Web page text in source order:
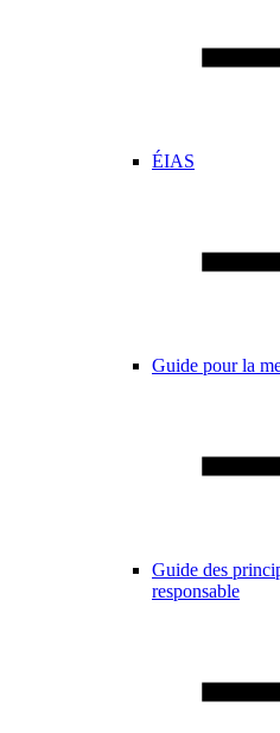
ÉIAS
Guide pour la
Guide des
responsable